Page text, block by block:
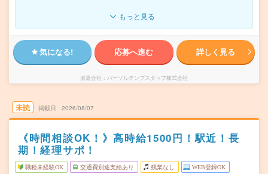
もっと見る
気になる! 応募へ進む 詳しく見る
派遣会社 パーソルテンプスタッフ株式会社
未読 掲載日 2026/08/07
《時間相談OK！》高時給1500円！駅近！長
期！経理サポ！
職種未経験OK 交通費別途支給あり 残業なし WEB登録OK